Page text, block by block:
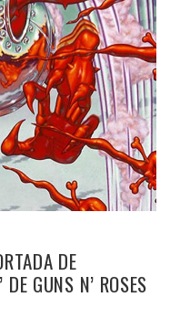
DE
GUNS N’ ROSES